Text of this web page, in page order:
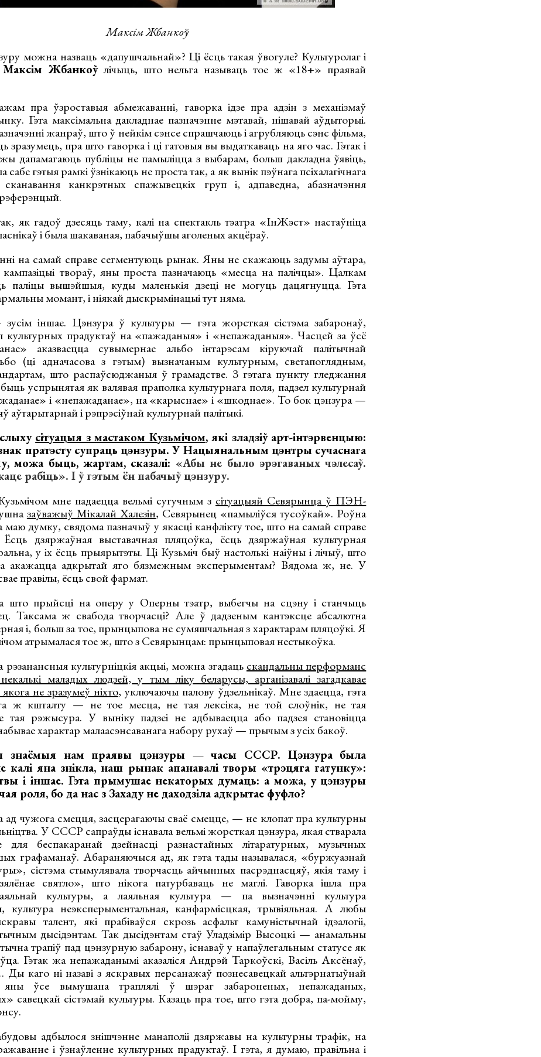
Максім Жбанкоў
можна назваць «дапушчальнай»? Ці ёсць такая ўвогуле? Культуролаг і
Максім Жбанкоўлічыць, што нельга называць тое ж «18+» праявай
пра ўзроставыя абмежаванні, гаворка ідзе пра адзін з механізмаў
Гэта максімальна дакладнае пазначэнне мэтавай, нішавай аўдыторыі.
жанраў, што ў нейкім сэнсе спрашчаюць і агрубляюць сэнс фільма,
зразумець, пра што гаворка і ці гатовыя вы выдаткаваць на яго час. Гэтак і
дапамагаюць публіцы не памыліцца з выбарам, больш дакладна ўявіць,
сабе гэтыя рамкі ўзнікаюць не проста так, а як вынік пэўнага псіхалагічнага
сканавання канкрэтных спажывецкіх груп і, адпаведна, абазначэння
як гадоў дзесяць таму, калі на спектакль тэатра «ІнЖэст» настаўніца
і была шакаваная, пабачыўшы аголеных акцёраў.
на самай справе сегментуюць рынак. Яны не скажаюць задумы аўтара,
твораў, яны проста пазначаюць «месца на палічцы». Цалкам
паліцы вышэйшыя, куды маленькія дзеці не могуць дацягнуцца. Гэта
момант, і ніякай дыскрымінацыі тут няма.
іншае. Цэнзура ў культуры — гэта жорсткая сістэма забаронаў,
культурных прадуктаў на «пажаданыя» і «непажаданыя». Часцей за ўсё
аказваецца сувымернае альбо інтарэсам кіруючай палітычнай
(ці адначасова з гэтым) вызначаным культурным, светапоглядным,
што распаўсюджаныя ў грамадстве. З гэтага пункту гледжання
успрынятая як валявая праполка культурнага поля, падзел культурнай
і «непажаданае», на «карыснае» і «шкоднае». То бок цэнзура —
аўтарытарнай і рэпрэсіўнай культурнай палітыкі.
сітуацыя з мастаком Кузьмічом, які зладзіў арт-інтэрвенцыю:
знак пратэсту супраць цэнзуры. У Нацыянальным цэнтры сучаснага
можа быць, жартам, сказалі: «Абы не было эрэгаваных чэлесаў.
рабіць». І ў гэтым ён пабачыў цэнзуру.
мне падаецца вельмі сугучным з сітуацыяй Севярынца ў ПЭН-
заўважыў Мікалай Халезін, Севярынец «памыліўся тусоўкай». Роўна
маю думку, свядома пазначыў у якасці канфлікту тое, што на самай справе
дзяржаўная выставачная пляцоўка, ёсць дзяржаўная культурная
у іх ёсць прыярытэты. Ці Кузьміч быў настолькі наіўны і лічыў, што
акажацца адкрытай яго бязмежным эксперыментам? Вядома ж, не. У
правілы, ёсць свой фармат.
што прыйсці на оперу у Оперны тэатр, выбегчы на сцэну і станчыць
Таксама ж свабода творчасці? Але ў дадзеным кантэксце абсалютна
і, больш за тое, прынцыпова не сумяшчальная з характарам пляцоўкі. Я
атрымалася тое ж, што з Севярынцам: прынцыповая нестыкоўка.
рэзанансныя культурніцкія акцыі, можна згадаць скандальны перформанс
маладых людзей, у тым ліку беларусы, арганізавалі загадкавае
не зразумеў ніхто, уключаючы палову ўдзельнікаў. Мне здаецца, гэта
ж кшталту — не тое месца, не тая лексіка, не той слоўнік, не тая
тая рэжысура. У выніку падзеі не адбываецца або падзея становіцца
характар малаасэнсаванага набору рухаў — прычым з усіх бакоў.
знаёмыя нам праявы цэнзуры — часы СССР. Цэнзура была
калі яна знікла, наш рынак апанавалі творы «трэцяга гатунку»:
і іншае. Гэта прымушае некаторых думаць: а можа, у цэнзуры
роля, бо да нас з Захаду не даходзіла адкрытае фуфло?
чужога смецця, засцерагаючы сваё смецце, — не клопат пра культурны
У СССР сапраўды існавала вельмі жорсткая цэнзура, якая стварала
для беспакаранай дзейнасці разнастайных літаратурных, музычных
графаманаў. Абараняючыся ад, як гэта тады называлася, «буржуазнай
сістэма стымулявала творчасць айчынных пасрэднасцяў, якія таму і
святло», што нікога патурбаваць не маглі. Гаворка ішла пра
культуры, а лаяльная культура — па вызначэнні культура
культура неэксперыментальная, канфармісцкая, трывіяльная. А любы
талент, які прабіваўся скрозь асфальт камуністычнай ідэалогіі,
дысідэнтам. Так дысідэнтам стаў Уладзімір Высоцкі — анамальны
трапіў пад цэнзурную забарону, існаваў у напаўлегальным статусе як
Гэтак жа непажаданымі аказаліся Андрэй Таркоўскі, Васіль Аксёнаў,
Ды каго ні назаві з яскравых персанажаў познесавецкай альтэрнатыўнай
ўсе вымушана траплялі ў шэраг забароненых, непажаданых,
савецкай сістэмай культуры. Казаць пра тое, што гэта добра, па-мойму,
адбылося знішчэнне манаполіі дзяржавы на культурны трафік, на
і ўзнаўленне культурных прадуктаў. І гэта, я думаю, правільна і